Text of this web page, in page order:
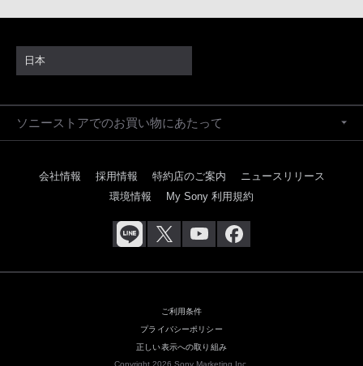
日本
ソニーストアでのお買い物にあたって
会社情報 採用情報 特約店のご案内
ニュースリリース
環境情報
My Sony 利用規約
ご利用条件
プライバシーポリシー
正しい表示への取り組み
Copyright 2026 Sony Marketing Inc.